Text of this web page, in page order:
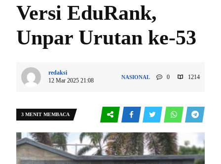
Versi EduRank,
Unpar Urutan ke-53
redaksi
12 Mar 2025 21:08
NASIONAL 0 1214
3 MENIT MEMBACA